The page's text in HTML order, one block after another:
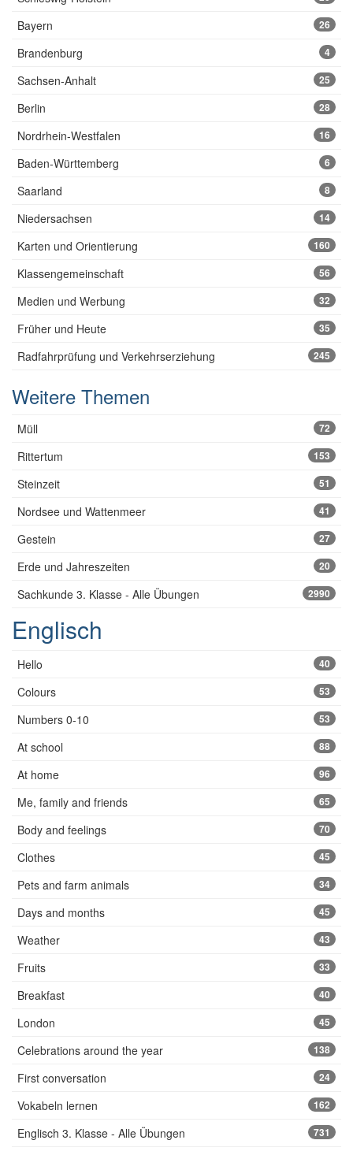
Bayern 26
Brandenburg 4
Sachsen-Anhalt 25
Berlin 28
Nordrhein-Westfalen 16
Baden-Württemberg 6
Saarland 8
Niedersachsen 14
Karten und Orientierung 160
Klassengemeinschaft 56
Medien und Werbung 32
Früher und Heute 35
Radfahrprüfung und Verkehrserziehung 245
Weitere Themen
Müll 72
Rittertum 153
Steinzeit 51
Nordsee und Wattenmeer 41
Gestein 27
Erde und Jahreszeiten 20
Sachkunde 3. Klasse - Alle Übungen 2990
Englisch
Hello 40
Colours 53
Numbers 0-10 53
At school 88
At home 96
Me, family and friends 65
Body and feelings 70
Clothes 45
Pets and farm animals 34
Days and months 45
Weather 43
Fruits 33
Breakfast 40
London 45
Celebrations around the year 138
First conversation 24
Vokabeln lernen 162
Englisch 3. Klasse - Alle Übungen 731